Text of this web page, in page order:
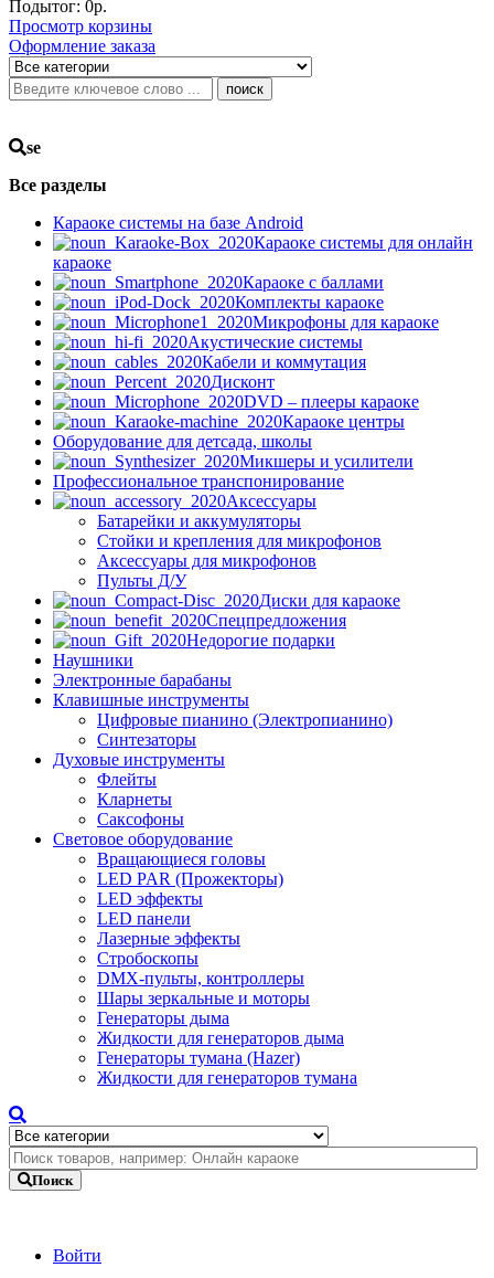
Подытог: 0р.
Просмотр корзины
Оформление заказа
поиск
se
Все разделы
Караоке системы на базе Android
Караоке системы для онлайн
караоке
Караоке с баллами
Комплекты караоке
Микрофоны для караоке
Акустические системы
Кабели и коммутация
Дисконт
DVD – плееры караоке
Караоке центры
Оборудование для детсада, школы
Микшеры и усилители
Профессиональное транспонирование
Аксессуары
Батарейки и аккумуляторы
Стойки и крепления для микрофонов
Аксессуары для микрофонов
Пульты Д/У
Диски для караоке
Спецпредложения
Недорогие подарки
Наушники
Электронные барабаны
Клавишные инструменты
Цифровые пианино (Электропианино)
Синтезаторы
Духовые инструменты
Флейты
Кларнеты
Саксофоны
Световое оборудование
Вращающиеся головы
LED PAR (Прожекторы)
LED эффекты
LED панели
Лазерные эффекты
Стробоскопы
DMX-пульты, контроллеры
Шары зеркальные и моторы
Генераторы дыма
Жидкости для генераторов дыма
Генераторы тумана (Hazer)
Жидкости для генераторов тумана
Поиск
Войти